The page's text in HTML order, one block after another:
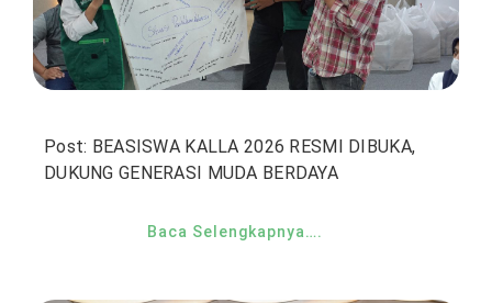
Post: BEASISWA KALLA 2026 RESMI DIBUKA,
DUKUNG GENERASI MUDA BERDAYA
Baca Selengkapnya….